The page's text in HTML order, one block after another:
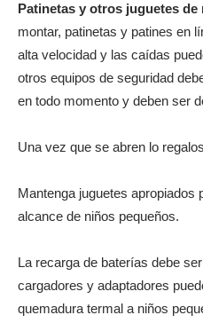
Patinetas y otros juguetes de
montar, patinetas y patines en
alta velocidad y las caídas
otros equipos de seguridad
en todo momento y deben ser
Una vez que se abren lo
Mantenga juguetes apropiados
alcance de niños pequeños.
La recarga de baterías debe
cargadores y adaptadores
quemadura termal a niños